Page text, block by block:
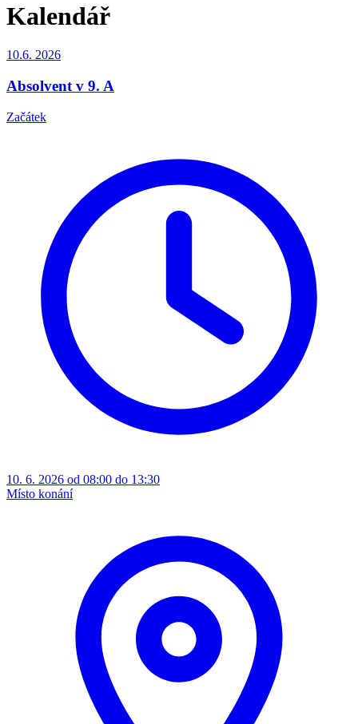
Kalendář
10.6. 2026
Absolvent v 9. A
Začátek
10. 6. 2026 od 08:00 do 13:30
Místo konání